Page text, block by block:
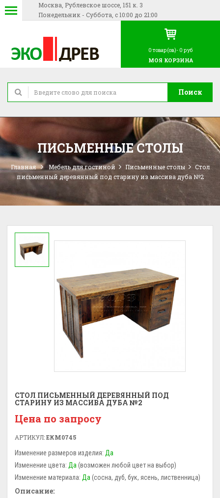
Москва, Рублевское шоссе, 151 к. 3
Понедельник - Суббота, с 10:00 до 21:00
Поиск
0 товар(ов)- 0 руб
МОЯ КОРЗИНА
ПИСЬМЕННЫЕ СТОЛЫ
Главная Мебель для гостиной Письменные столы
Стол
письменный деревянный под старину из массива дуба №2
СТОЛ ПИСЬМЕННЫЙ ДЕРЕВЯННЫЙ ПОД
СТАРИНУ ИЗ МАССИВА ДУБА №2
Цена по запросу
АРТИКУЛ:ЕКМ0745
Изменение размеров изделия: Да
Изменение цвета: Да (возможен любой цвет на выбор)
Изменение материала: Да (сосна, дуб, бук, ясень, лиственница)
Описание: